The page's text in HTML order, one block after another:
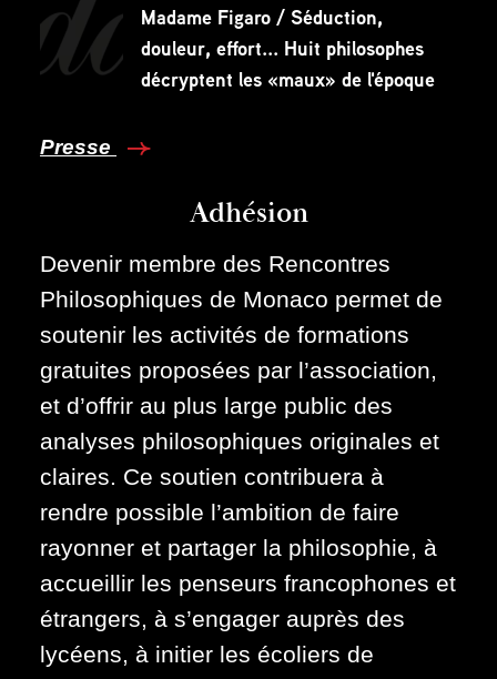
Madame Figaro / Séduction,
douleur, effort... Huit philosophes
décryptent les «maux» de l'époque
Presse
Adhésion
Devenir membre des Rencontres
Philosophiques de Monaco permet de
soutenir les activités de formations
gratuites proposées par l’association,
et d’offrir au plus large public des
analyses philosophiques originales et
claires. Ce soutien contribuera à
rendre possible l’ambition de faire
rayonner et partager la philosophie, à
accueillir les penseurs francophones et
étrangers, à s’engager auprès des
lycéens, à initier les écoliers de